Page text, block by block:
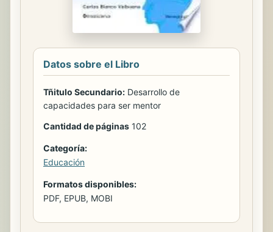
Datos sobre el Libro
Tñitulo Secundario: Desarrollo de
capacidades para ser mentor
Cantidad de páginas 102
Categoría:
Educación
Formatos disponibles:
PDF, EPUB, MOBI